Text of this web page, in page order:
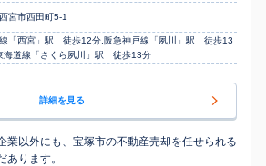
宮市西田町5-1
「西宮」駅 徒歩12分,阪急神戸線「夙川」駅 徒歩13
海道線「さくら夙川」駅 徒歩13分
詳細を見る
業以外にも、宝塚市の不動産売却を任せられる
あります。